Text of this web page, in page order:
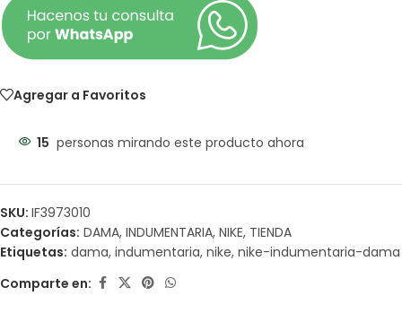
Agregar a Favoritos
15 personas mirando este producto ahora
SKU: IF3973010
Categorías: DAMA, INDUMENTARIA, NIKE, TIENDA
Etiquetas: dama, indumentaria, nike, nike-indumentaria-dama
Comparte en: